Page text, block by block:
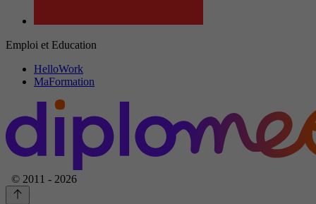
Emploi et Education
HelloWork
MaFormation
© 2011 - 2026